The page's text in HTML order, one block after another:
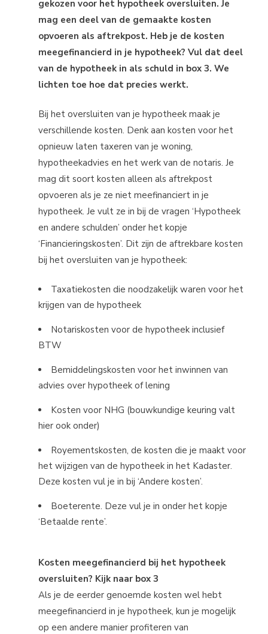
gekozen voor het hypotheek oversluiten. Je
mag een deel van de gemaakte kosten
opvoeren als aftrekpost. Heb je de kosten
meegefinancierd in je hypotheek? Vul dat deel
van de hypotheek in als schuld in box 3. We
lichten toe hoe dat precies werkt.
Bij het oversluiten van je hypotheek maak je
verschillende kosten. Denk aan kosten voor het
opnieuw laten taxeren van je woning,
hypotheekadvies en het werk van de notaris. Je
mag dit soort kosten alleen als aftrekpost
opvoeren als je ze niet meefinanciert in je
hypotheek. Je vult ze in bij de vragen ‘Hypotheek
en andere schulden’ onder het kopje
‘Financieringskosten’. Dit zijn de aftrekbare kosten
bij het oversluiten van je hypotheek:
Taxatiekosten die noodzakelijk waren voor het
krijgen van de hypotheek
Notariskosten voor de hypotheek inclusief
BTW
Bemiddelingskosten voor het inwinnen van
advies over hypotheek of lening
Kosten voor NHG (bouwkundige keuring valt
hier ook onder)
Royementskosten, de kosten die je maakt voor
het wijzigen van de hypotheek in het Kadaster.
Deze kosten vul je in bij ‘Andere kosten’.
Boeterente. Deze vul je in onder het kopje
‘Betaalde rente’.
Kosten meegefinancierd bij het hypotheek
oversluiten? Kijk naar box 3
Als je de eerder genoemde kosten wel hebt
meegefinancierd in je hypotheek, kun je mogelijk
op een andere manier profiteren van